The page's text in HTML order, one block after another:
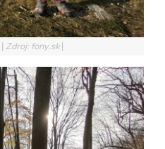
Zdroj: fony.sk